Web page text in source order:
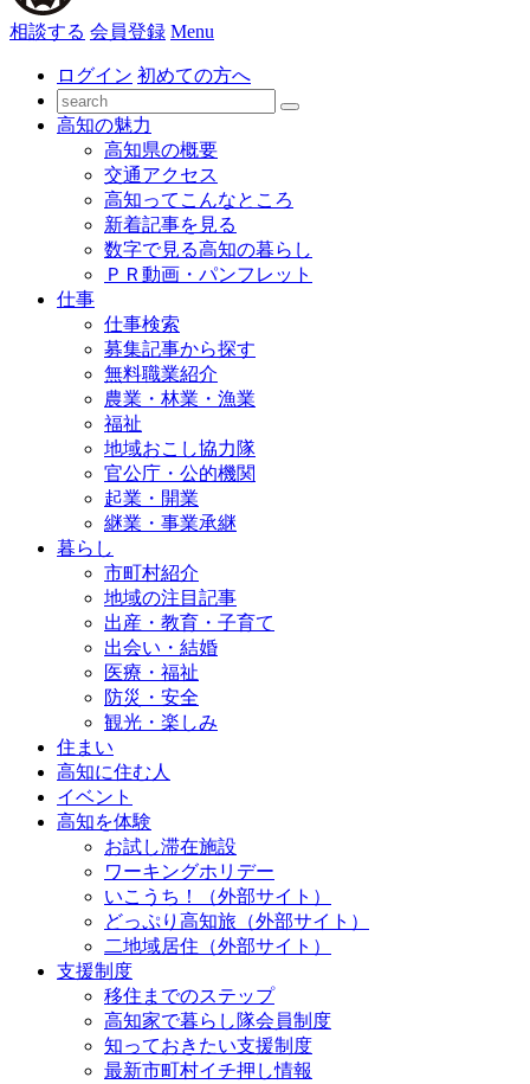
相談する 会員登録 Menu
ログイン 初めての方へ
高知の魅力
高知県の概要
交通アクセス
高知ってこんなところ
新着記事を見る
数字で見る高知の暮らし
ＰＲ動画・パンフレット
仕事
仕事検索
募集記事から探す
無料職業紹介
農業・林業・漁業
福祉
地域おこし協力隊
官公庁・公的機関
起業・開業
継業・事業承継
暮らし
市町村紹介
地域の注目記事
出産・教育・子育て
出会い・結婚
医療・福祉
防災・安全
観光・楽しみ
住まい
高知に住む人
イベント
高知を体験
お試し滞在施設
ワーキングホリデー
いこうち！（外部サイト）
どっぷり高知旅（外部サイト）
二地域居住（外部サイト）
支援制度
移住までのステップ
高知家で暮らし隊会員制度
知っておきたい支援制度
最新市町村イチ押し情報